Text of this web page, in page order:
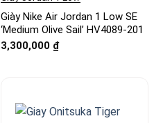
Giày Nike Air Jordan 1 Low SE
‘Medium Olive Sail’ HV4089-201
3,300,000 ₫